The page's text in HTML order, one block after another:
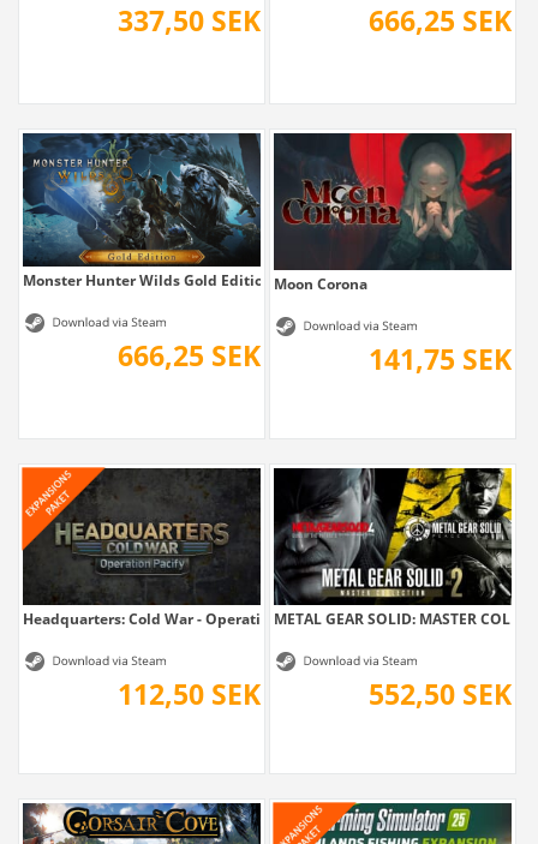
337,50 SEK 666,25 SEK
Monster Hunter Wilds Gold Edition
666,25 SEK
Moon Corona
141,75 SEK
Headquarters: Cold War - Operation Pacify
112,50 SEK
METAL GEAR SOLID: MASTER
552,50 SEK